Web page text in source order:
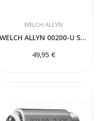
WELCH ALLYN
WELCH ALLYN 00200-U SPULDZE
49,95 €